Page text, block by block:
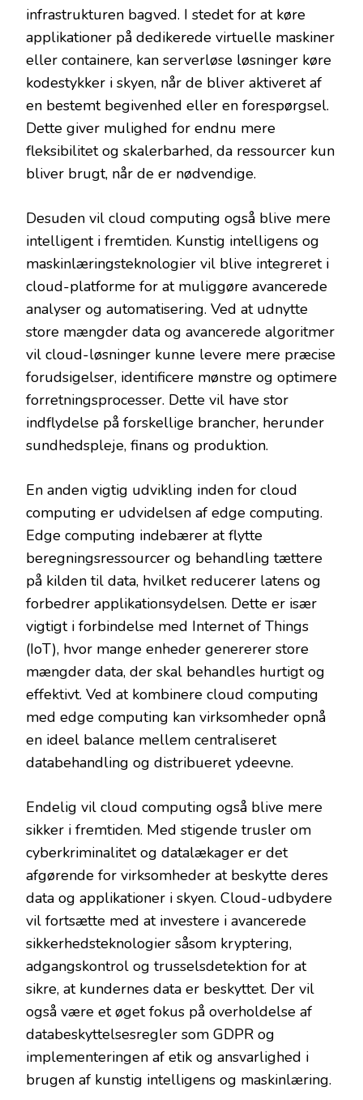
infrastrukturen bagved. I stedet for at køre
applikationer på dedikerede virtuelle maskiner
eller containere, kan serverløse løsninger køre
kodestykker i skyen, når de bliver aktiveret af
en bestemt begivenhed eller en forespørgsel.
Dette giver mulighed for endnu mere
fleksibilitet og skalerbarhed, da ressourcer kun
bliver brugt, når de er nødvendige.
Desuden vil cloud computing også blive mere
intelligent i fremtiden. Kunstig intelligens og
maskinlæringsteknologier vil blive integreret i
cloud-platforme for at muliggøre avancerede
analyser og automatisering. Ved at udnytte
store mængder data og avancerede algoritmer
vil cloud-løsninger kunne levere mere præcise
forudsigelser, identificere mønstre og optimere
forretningsprocesser. Dette vil have stor
indflydelse på forskellige brancher, herunder
sundhedspleje, finans og produktion.
En anden vigtig udvikling inden for cloud
computing er udvidelsen af edge computing.
Edge computing indebærer at flytte
beregningsressourcer og behandling tættere
på kilden til data, hvilket reducerer latens og
forbedrer applikationsydelsen. Dette er især
vigtigt i forbindelse med Internet of Things
(IoT), hvor mange enheder genererer store
mængder data, der skal behandles hurtigt og
effektivt. Ved at kombinere cloud computing
med edge computing kan virksomheder opnå
en ideel balance mellem centraliseret
databehandling og distribueret ydeevne.
Endelig vil cloud computing også blive mere
sikker i fremtiden. Med stigende trusler om
cyberkriminalitet og datalækager er det
afgørende for virksomheder at beskytte deres
data og applikationer i skyen. Cloud-udbydere
vil fortsætte med at investere i avancerede
sikkerhedsteknologier såsom kryptering,
adgangskontrol og trusselsdetektion for at
sikre, at kundernes data er beskyttet. Der vil
også være et øget fokus på overholdelse af
databeskyttelsesregler som GDPR og
implementeringen af ​​etik og ansvarlighed i
brugen af ​​kunstig intelligens og maskinlæring.